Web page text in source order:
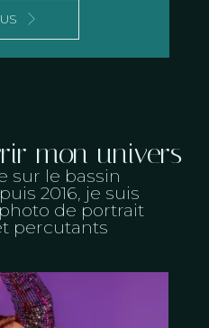
mon univers
sur le bassin
2016, je suis
de portrait
percutants